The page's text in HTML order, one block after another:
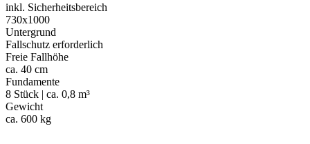
inkl. Sicherheitsbereich
730x1000
Untergrund
Fallschutz erforderlich
Freie Fallhöhe
ca. 40 cm
Fundamente
8 Stück | ca. 0,8 m³
Gewicht
ca. 600 kg